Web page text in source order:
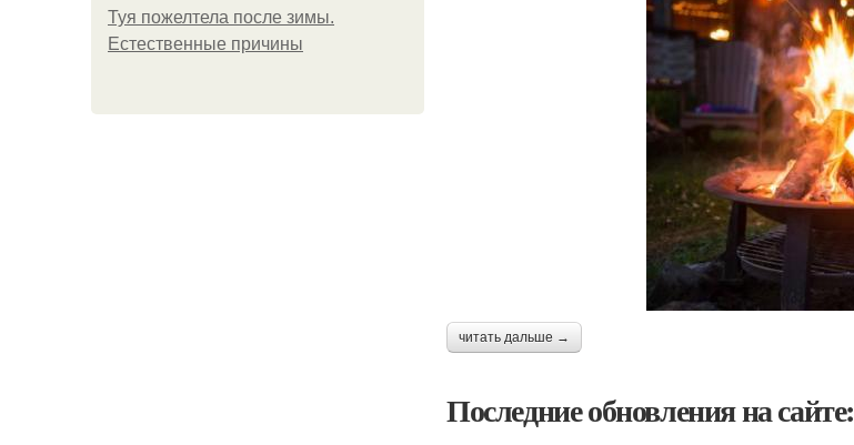
Туя пожелтела после зимы.
Естественные причины
читать дальше →
Последние обновления на сайте: